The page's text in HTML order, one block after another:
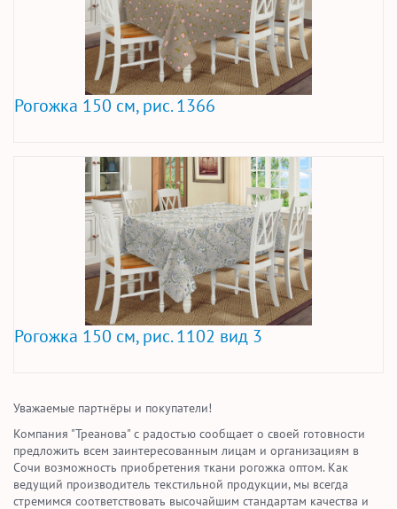
Рогожка 150 см, рис. 1366
Рогожка 150 см, рис. 1102 вид 3
Уважаемые партнёры и покупатели!
Компания "Треанова" с радостью сообщает о своей готовности
предложить всем заинтересованным лицам и организациям в
Сочи возможность приобретения ткани рогожка оптом. Как
ведущий производитель текстильной продукции, мы всегда
стремимся соответствовать высочайшим стандартам качества и